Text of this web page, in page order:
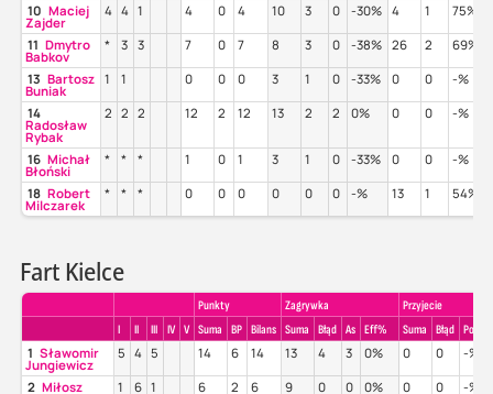
10 Maciej
Zajder
4 4 1 4 0 4 10 3 0 -30% 4 1 75%
11 Dmytro
Babkov
* 3 3 7 0 7 8 3 0 -38% 26 2 69%
13 Bartosz
Buniak
1 1 0 0 0 3 1 0 -33% 0 0 -%
14
Radosław
Rybak
2 2 2 12 2 12 13 2 2 0% 0 0 -%
16 Michał
Błoński
* * * 1 0 1 3 1 0 -33% 0 0 -%
18 Robert
Milczarek
* * * 0 0 0 0 0 0 -% 13 1 54%
Fart Kielce
Punkty Zagrywka
Przyjecie
I
II III IV V Suma BP Bilans Suma Błąd As Eff% Suma Błąd Poz%
1 Sławomir
Jungiewicz
5 4 5 14 6 14 13 4 3 0% 0 0 -%
2 Miłosz 1 6 1 6 2 6 9 0 0 0% 0 0 -%